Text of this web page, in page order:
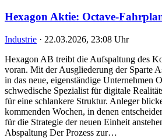
Hexagon Aktie: Octave-
Industrie · 22.03.2026, 23:08 Uhr
Hexagon AB treibt die Aufspaltung des
voran. Mit der Ausgliederung der Sparte
in das neue, eigenständige Unternehmen
schwedische Spezialist für digitale
für eine schlankere Struktur. Anleger
kommenden Wochen, in denen
für die Strategie der neuen Einheit
Abspaltung Der Prozess zur…